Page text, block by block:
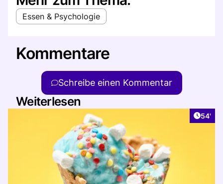
Essen & Psychologie
Kommentare
Schreibe einen Kommentar
Weiterlesen
54'